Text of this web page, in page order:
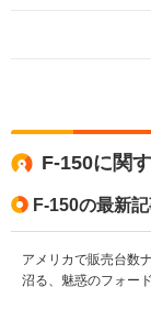
の
F-150に関
F-150の最新
アメリカで販売台数
沼る、魅惑のフォー